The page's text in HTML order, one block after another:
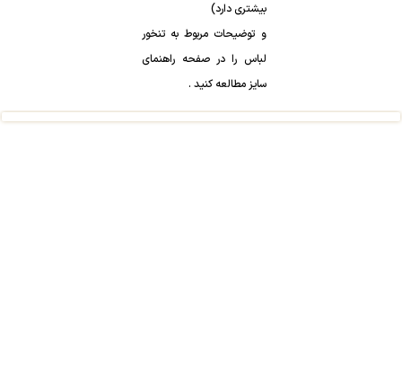
بیشتری دارد)
و توضیحات مربوط به تنخور
لباس را در صفحه راهنمای
سایز مطالعه کنید .